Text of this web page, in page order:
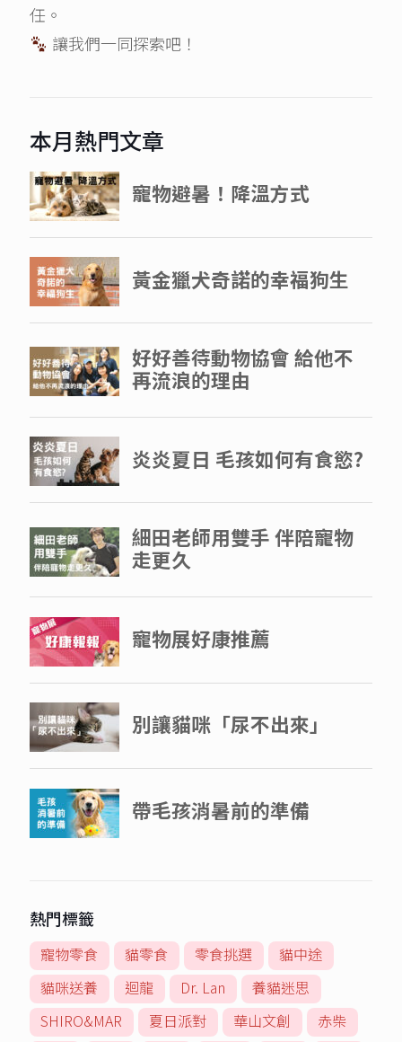
任。
讓我們一同探索吧！
本月熱門文章
熱門標籤
寵物零食 貓零食 零食挑選
貓中途
貓咪送養
迴龍 Dr. Lan
養貓迷思
SHIRO&MAR
夏日派對 華山文創
赤柴